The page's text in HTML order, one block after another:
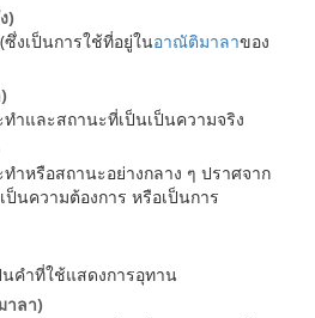
)
งเป็นการใช้ที่อยู่ในอาณัติมาลาของ
ำและสถานะที่เป็นเป็นความจริง
ำหรือสถานะอย่างกลาง ๆ ปราศจาก
ป็นความต้องการ หรือเป็นการ
นคำที่ใช้แสดงการอุทาน
าลา)